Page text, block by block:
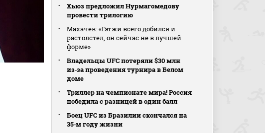
Хьюз предложил Нурмагомедову
провести трилогию
Махачев: «Гэтжи всего добился и
растолстел, он сейчас не в лучшей
форме»
Владельцы UFC потеряли $30 млн
из‑за проведения турнира в Белом
доме
Триллер на чемпионате мира! Россия
победила с разницей в один балл
Боец UFC из Бразилии скончался на
35‑м году жизни